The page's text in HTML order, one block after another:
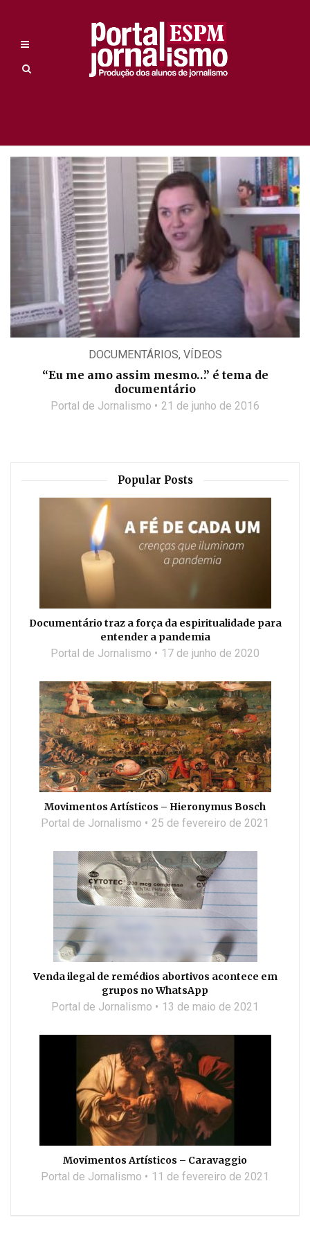
DOCUMENTÁRIOS, VÍDEOS
“Eu me amo assim mesmo…” é tema de
documentário
Portal de Jornalismo 21 de junho de 2016
Popular Posts
Documentário traz a força da espiritualidade para
entender a pandemia
Portal de Jornalismo 17 de junho de 2020
Movimentos Artísticos – Hieronymus Bosch
Portal de Jornalismo 25 de fevereiro de 2021
Venda ilegal de remédios abortivos acontece em
grupos no WhatsApp
Portal de Jornalismo 13 de maio de 2021
Movimentos Artísticos – Caravaggio
Portal de Jornalismo 11 de fevereiro de 2021